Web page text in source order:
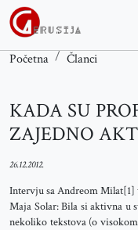
Početna Članci
KADA SU
ZAJEDNO
26.12.2012.
Intervju sa Andreom Milat[1]
Maja Solar: Bila si aktivna u
nekoliko tekstova (o